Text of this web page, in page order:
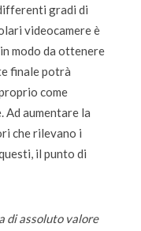
gradi di
videocamere è
modo da ottenere
finale potrà
come
Ad aumentare la
che rilevano i
il punto di
di assoluto valore